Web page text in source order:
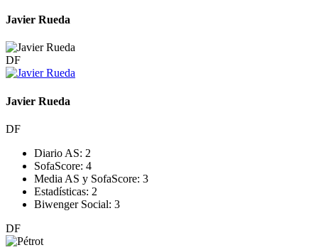
Javier Rueda
DF
Javier Rueda
DF
Diario AS: 2
SofaScore: 4
Media AS y SofaScore: 3
Estadísticas: 2
Biwenger Social: 3
DF